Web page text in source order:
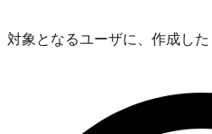
対象となるユーザに、作成した